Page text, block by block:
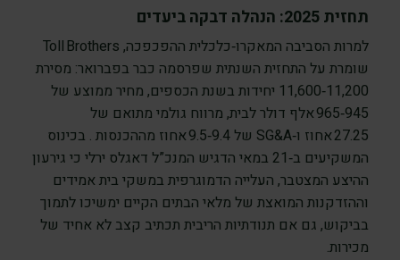
תחזית 2025: הנהלה דבקה ביעדים
למרות הסביבה המאקרו‑כלכלית ההפכפכה, Toll Brothers
שומרת על התחזית השנתית שפרסמה כבר בפברואר: מסירת
11,200‑11,600 יחידות בשנת הכספים, מחיר ממוצע של
945‑965 אלף דולר לבית, מרווח גולמי מתואם של
27.25 אחוז ו‑SG&A של 9.4‑9.5 אחוז מההכנסות . בכינוס
המשקיעים ב‑21 במאי הדגיש המנכ”ל דאגלס ירלי כי גירעון
ההיצע המצטבר, העלייה הדמוגרפית במשקי בית אמידים
וההזדקנות המואצת של מלאי הבתים הקיים ימשיכו לתמוך
בביקוש, גם אם תנודתיות הריבית תכתיב קצב לא אחיד של
מכירות.